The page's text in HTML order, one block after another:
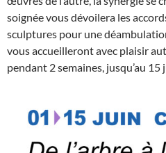
soignée vous dévoilera les
sculptures pour une
vous accueilleront avec plaisir
pendant 2 semaines, jusqu’au 15